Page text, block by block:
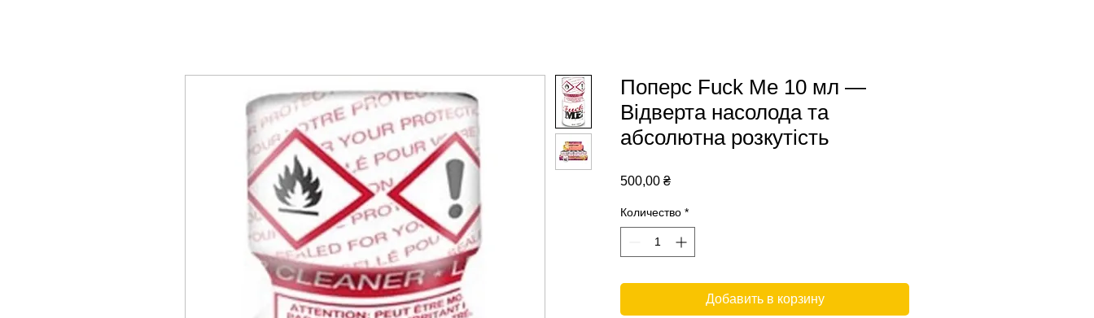
Поперс Fuck Me 10 мл —
Відверта насолода та
абсолютна розкутість
500,00 ₴Цена
Количество *
Добавить в корзину